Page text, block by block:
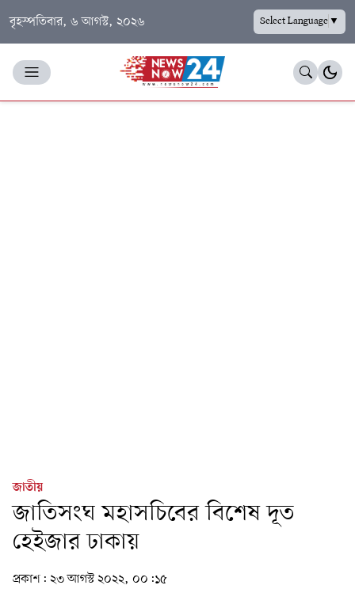
বৃহস্পতিবার, ৬ আগস্ট, ২০২৬ Select Language▼
জাতীয়
জাতিসংঘ মহাসচিবের বিশেষ দূত
হেইজার ঢাকায়
প্রকাশ: ২৩ আগস্ট ২০২২, ০০:১৫